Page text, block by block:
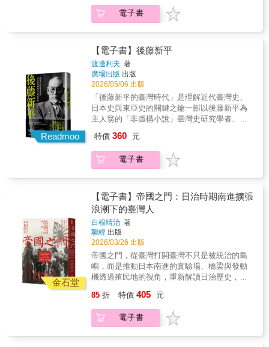
形。
踏遍臺灣各地，留下大量關於石器、陶器、葬
俗與史前文化的第一手觀察紀錄，卻長年沉睡
主題、43篇關鍵文獻，逐一翻譯、導讀與研
析，帶領讀者回到臺灣考古學的起點，重現其
在日治時期逐步成形的軌跡。內容涵蓋史前遺
址發現、石器與陶器研究、巨石與石棺文化、
體質人類學調查，以及原住民族的製陶、埋葬
與生活風俗，勾勒出早期臺灣史前研究的全
貌。《島史未竟》不僅彙整珍貴史料，帶領讀
者看見臺灣史前文化的多重面貌，也提供重新
理解島嶼歷史的另一種視角。翻開本書，如同
出屬於臺灣的深層記憶，讓未竟之史，逐步成
形。
電子書
Readmoo
【電子書】後藤新平
渡邊利夫 著
廣場出版 出版
2026/05/06 出版
「後藤新平的臺灣時代」是理解近代臺灣史、
日本史與東亞史的關鍵之鑰一部以後藤新平為
主人翁的「非虛構小說」臺灣史研究學者、
讀、推薦「今天的臺灣其實是在後藤新平所打
下基礎之上發展起來的。」――李登輝，〈後
藤新平與我〉，2007年6月1日後藤新平，是讀
督任內擔任總督府民政長官，直到1906年離
開。在這八年半任期內，後藤新平在臺灣建立
了現代政府的治理形式，奠定臺灣資本主義化
的基礎工程，讓臺灣走上現代化的道路。但本
書的內容不僅止於介紹一位殖民地官僚的政
績，而是透過後藤新平的視角來看待這段時期
的歷史，並指出當時臺灣的命運是如何與日本
史、東亞史，乃至於世界史緊密相連。後藤新
平來到臺灣時是四十一歲，離開臺灣時是四十
九歲，隨後轉任首任滿鐵總裁，且兩度出任內
長，雖然他的仕途不斷高升，但事實上他的後
半生其實是「失意」的半生，是在臺灣擔任民
政長官任內成就的餘暉。對照之下，他在臺灣
特價 360 元
電子書
金石堂
【電子書】帝國之門：日治時期南進擴張
浪潮下的臺灣人
白根晴治 著
聯經 出版
2026/03/26 出版
帝國之門，從臺灣打開臺灣不只是被統治的島
嶼，而是推動日本南進的實驗場、橋梁與發動
機透過殖民地的視角，重新解讀日治歷史，揭
志（國立臺灣歷史博物館館長）陳翠蓮（國立
臺灣大學歷史學系特聘教授）【本書特色】◆
以全新視角重新定位日治臺灣的歷史角色。◆
85 折 特價 405 元
電子書